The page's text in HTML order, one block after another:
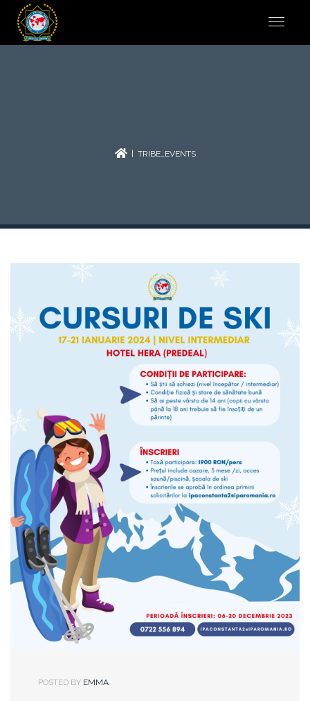
| TRIBE_EVENTS
POSTED BY EMMA